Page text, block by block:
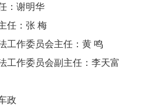
：谢明华
任：张 梅
工作委员会主任：黄 鸣
工作委员会副主任：李天富
政